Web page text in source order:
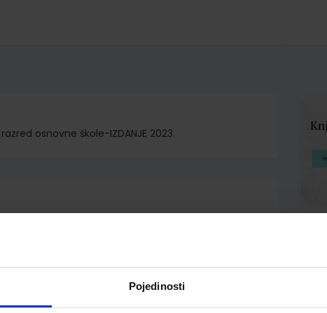
Pojedinosti
osnovne škole-IZDANJE 2023.